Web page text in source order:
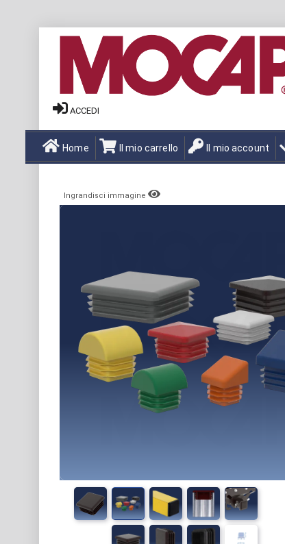
ACCEDI
Home Il mio carrello Il mio account
Ingrandisci immagine